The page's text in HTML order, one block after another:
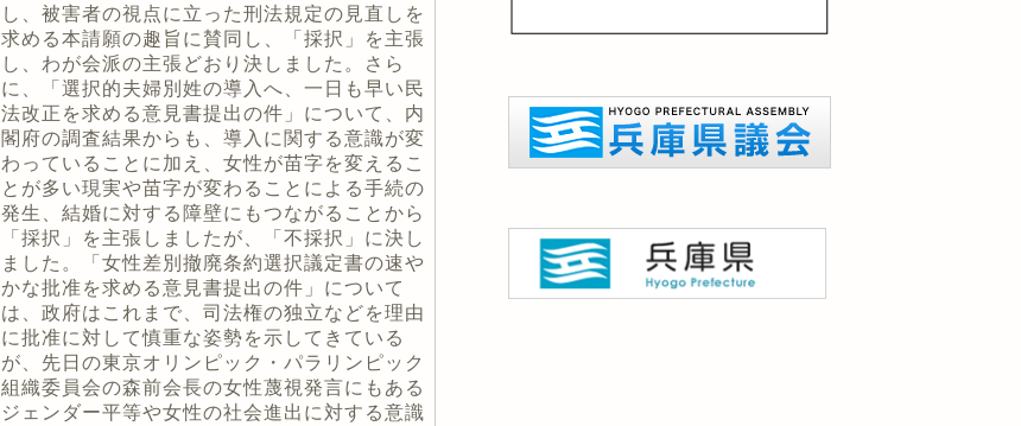
し、被害者の視点に立った刑法規定の見直しを
求める本請願の趣旨に賛同し、「採択」を主張
し、わが会派の主張どおり決しました。さら
に、「選択的夫婦別姓の導入へ、一日も早い民
法改正を求める意見書提出の件」について、内
閣府の調査結果からも、導入に関する意識が変
わっていることに加え、女性が苗字を変えるこ
とが多い現実や苗字が変わることによる手続の
発生、結婚に対する障壁にもつながることから
「採択」を主張しましたが、「不採択」に決し
ました。「女性差別撤廃条約選択議定書の速や
かな批准を求める意見書提出の件」について
は、政府はこれまで、司法権の独立などを理由
に批准に対して慎重な姿勢を示してきている
が、先日の東京オリンピック・パラリンピック
組織委員会の森前会長の女性蔑視発言にもある
ジェンダー平等や女性の社会進出に対する意識